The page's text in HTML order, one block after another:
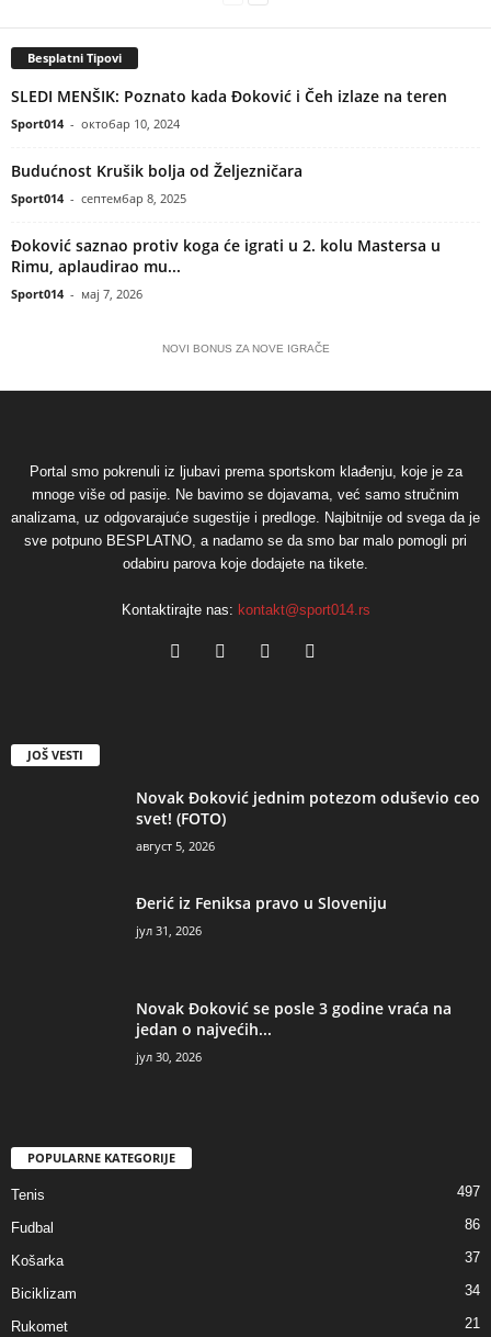
Besplatni Tipovi
SLEDI MENŠIK: Poznato kada Đoković i Čeh izlaze na teren
Sport014 - октобар 10, 2024
Budućnost Krušik bolja od Željezničara
Sport014 - септембар 8, 2025
Đoković saznao protiv koga će igrati u 2. kolu Mastersa u
Rimu, aplaudirao mu...
Sport014 - мај 7, 2026
NOVI BONUS ZA NOVE IGRAČE
Portal smo pokrenuli iz ljubavi prema sportskom klađenju, koje je za
mnoge više od pasije. Ne bavimo se dojavama, već samo stručnim
analizama, uz odgovarajuće sugestije i predloge. Najbitnije od svega da je
sve potpuno BESPLATNO, a nadamo se da smo bar malo pomogli pri
odabiru parova koje dodajete na tikete.
Kontaktirajte nas: kontakt@sport014.rs
JOŠ VESTI
Novak Đoković jednim potezom oduševio ceo
svet! (FOTO)
август 5, 2026
Đerić iz Feniksa pravo u Sloveniju
јул 31, 2026
Novak Đoković se posle 3 godine vraća na
jedan o najvećih...
јул 30, 2026
POPULARNE KATEGORIJE
Tenis 497
Fudbal 86
Košarka 37
Biciklizam 34
Rukomet 21